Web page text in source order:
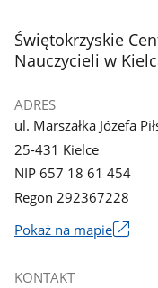
stopka
Świętokrzyskie
Nauczycieli w
ADRES
ul. Marszałka Józefa
25-431 Kielce
NIP 657 18 61 454
Regon 292367228
Pokaż na mapieLink
KONTAKT